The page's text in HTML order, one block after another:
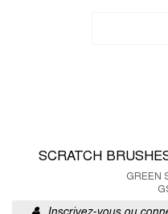
SCRATCH
GREEN